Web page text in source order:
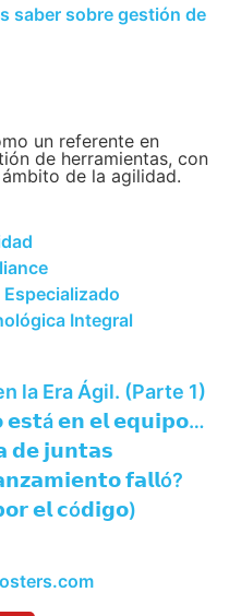
saber sobre gestión de
un referente en
de herramientas, con
de la agilidad.
Integral
la Era Ágil. (Parte 1)
𝗲𝘀𝘁á 𝗲𝗻 𝗲𝗹 𝗲𝗾𝘂𝗶𝗽𝗼…
𝗱𝗲 𝗷𝘂𝗻𝘁𝗮𝘀
𝗳𝗮𝗹𝗹ó?
𝗲𝗹 𝗰ó𝗱𝗶𝗴𝗼)